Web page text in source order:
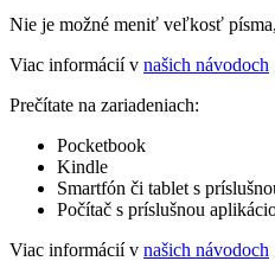
Nie je možné meniť veľkosť
Viac informácií v našich návodoch
Prečítate na zariadeniach:
Pocketbook
Kindle
Smartfón či tablet s
Počítač s príslušnou
Viac informácií v našich návodoch